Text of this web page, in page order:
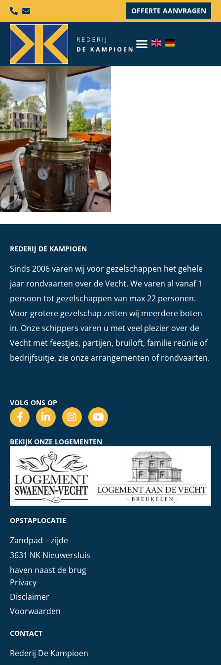
OFFERTE AANVRAGEN
REDERIJ DE KAMPIOEN
Sinds 2006 varen wij voor gezelschappen het gehele
jaar rondvaarten over de Vecht. We varen al vanaf 1
persoon tot gezelschappen van max 22 personen.
Voor grotere gezelschap zetten wij meerdere boten
in. Onze schippers varen u met veel plezier over de
Vecht met feestjes, partijen, bruiloft, familie reünie of
bedrijfsuitje, zie onze arrangementen of rondvaarten.
VOLG ONS OP
BEKIJK ONZE LOGEMENTEN
OPSTAPLOCATIE
Zandpad – zijde
3631 NK Nieuwersluis
haven naast de brug
Privacy
Disclaimer
Voorwaarden
CONTACT
Rederij De Kampioen